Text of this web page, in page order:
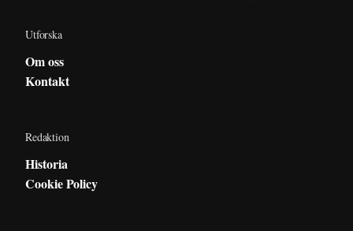
Utforska
Om oss
Kontakt
Redaktion
Historia
Cookie Policy